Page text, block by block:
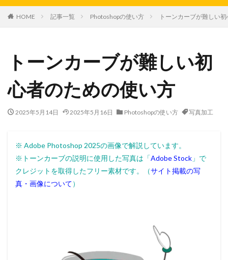
HOME 記事一覧 Photoshopの使い方 トーンカーブが難しい
トーンカーブが難しい初
心者のための使い方
2025年5月14日 2025年5月16日 Photoshopの使い方 写真加工
※ Adobe Photoshop 2025の画像で解説しています。
※トーンカーブの説明に使用した写真は「Adobe Stock 」で
クレジットを取得したフリー素材です。（サイト掲載の写
真・画像について）